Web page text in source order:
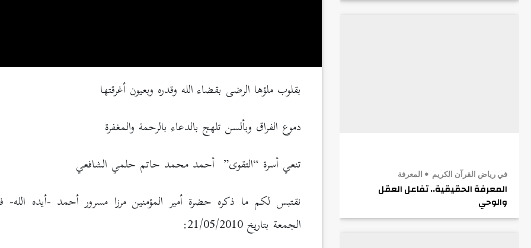
في رياض القرآن الكريم المعرفة
المعرفة الحقيقية.. تفاعل العقل
والوحي
بقلوب ملؤها الرضى بقضاء الله وقدره وبعيون أغرقتها
دموع الفراق وبألسن تلهج بالدعاء بالرحمة والمغفرة
تنعي أسرة “التقوى” أحمد محمد حاتم حلمي الشافعي
نقتبس لكم ما ذكره حضرة أمير المؤمنين مرزا مسرور أحمد -أيده
الجمعة بتاريخ 21/05/2010: